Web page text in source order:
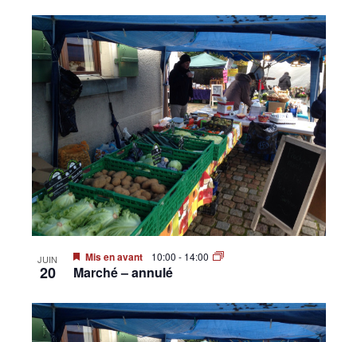
JUIN
20
Mis en avant 10:00 - 14:00
Marché – annulé